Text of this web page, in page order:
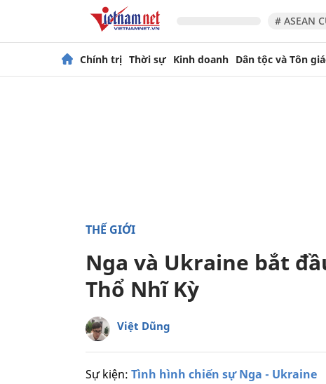
# ASEAN
Chính trị Thời sự Kinh doanh Dân tộc và Tôn
THẾ GIỚI
Nga và Ukraine bắt
Thổ Nhĩ Kỳ
Việt Dũng
Sự kiện: Tình hình chiến sự Nga - Ukraine